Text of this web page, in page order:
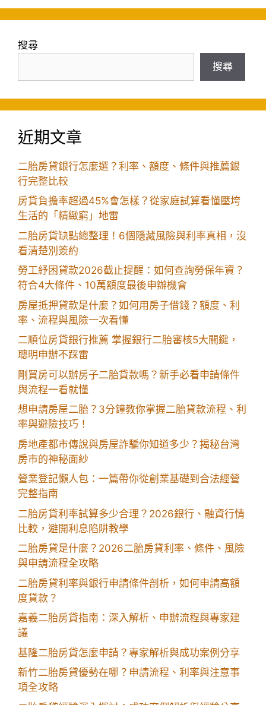
搜尋
搜尋
近期文章
二胎房貸銀行怎麼選？利率、額度、條件與推薦銀
行完整比較
房貸負擔率超過45%會怎樣？從家庭試算看懂壓垮
生活的「精緻窮」地雷
二胎房貸缺點總整理！6個隱藏風險與利率真相，沒
看清楚別簽約
勞工紓困貸款2026截止提醒：如何查詢勞保年資？
符合4大條件、10萬額度最後申辦機會
房屋抵押貸款是什麼？如何用房子借錢？額度、利
率、流程與風險一次看懂
二順位房貸銀行推薦 掌握銀行二胎審核5大關鍵，
聰明申辦不踩雷
剛買房可以辦房子二胎貸款嗎？新手必看申請條件
與流程一看就懂
想申請房屋二胎？3分鐘教你掌握二胎貸款流程、利
率與避險技巧！
房地產都市傳說與房屋詐騙你知道多少？揭秘台灣
房市的神秘面紗
營業登記懶人包：一篇帶你從創業基礎到合法經營
完整指南
二胎房貸利率試算多少合理？2026銀行、融資行情
比較，避開利息陷阱教學
二胎房貸是什麼？2026二胎房貸利率、條件、風險
與申請流程全攻略
二胎房貸利率與銀行申請條件剖析，如何申請高額
度貸款？
嘉義二胎房貸指南：深入解析、申辦流程與專家建
議
基隆二胎房貸怎麼申請？專家解析與成功案例分享
新竹二胎房貸優勢在哪？申請流程、利率與注意事
項全攻略